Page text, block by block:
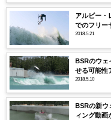
アルビー・
でのフリー
2018.5.21
BSRのウェ
せる可能性
2018.5.10
BSRの新ウ
ィング動画